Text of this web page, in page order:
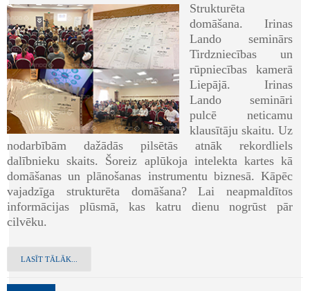
Strukturēta
domāšana. Irinas
Lando seminārs
Tirdzniecības un
rūpniecības kamerā
Liepājā. Irinas
Lando semināri
pulcē neticamu
klausītāju skaitu. Uz
nodarbībām dažādās pilsētās atnāk rekordliels
dalībnieku skaits. Šoreiz aplūkoja intelekta kartes kā
domāšanas un plānošanas instrumentu biznesā. Kāpēc
vajadzīga strukturēta domāšana? Lai neapmaldītos
informācijas plūsmā, kas katru dienu nogrūst pār
cilvēku.
LASĪT TĀLĀK...